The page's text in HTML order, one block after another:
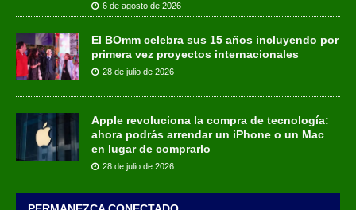
6 de agosto de 2026
El BOmm celebra sus 15 años incluyendo por
primera vez proyectos internacionales
28 de julio de 2026
Apple revoluciona la compra de tecnología:
ahora podrás arrendar un iPhone o un Mac
en lugar de comprarlo
28 de julio de 2026